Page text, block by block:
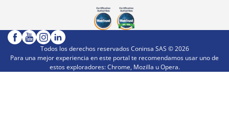
Todos los derechos reservados Coninsa SAS ©2026
Para una mejor experiencia en este portal te recomendamos usar uno de
estos exploradores: Chrome, Mozilla u Opera.